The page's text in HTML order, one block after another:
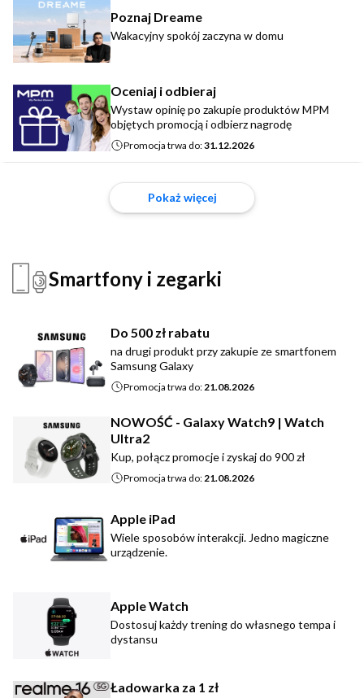
Poznaj Dreame
Wakacyjny spokój zaczyna w domu
Oceniaj i odbieraj
Wystaw opinię po zakupie produktów MPM
objętych promocją i odbierz nagrodę
Promocja trwa do:31.12.2026
Pokaż więcej
Smartfony i zegarki
Do 500 zł rabatu
na drugi produkt przy zakupie ze smartfonem
Samsung Galaxy
Promocja trwa do:21.08.2026
NOWOŚĆ - Galaxy Watch9 | Watch
Ultra2
Kup, połącz promocje i zyskaj do 900 zł
Promocja trwa do:21.08.2026
Apple iPad
Wiele sposobów interakcji. Jedno magiczne
urządzenie.
Apple Watch
Dostosuj każdy trening do własnego tempa i
dystansu
Ładowarka za 1 zł